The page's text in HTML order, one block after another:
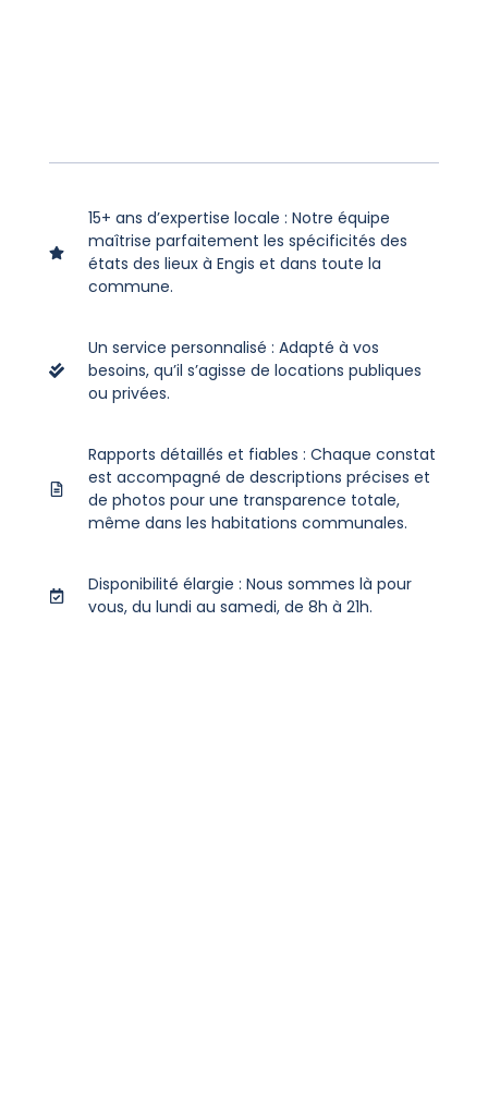
15+ ans d’expertise locale : Notre équipe
maîtrise parfaitement les spécificités des
états des lieux à Engis et dans toute la
commune.
Un service personnalisé : Adapté à vos
besoins, qu’il s’agisse de locations publiques
ou privées.
Rapports détaillés et fiables : Chaque constat
est accompagné de descriptions précises et
de photos pour une transparence totale,
même dans les habitations communales.
Disponibilité élargie : Nous sommes là pour
vous, du lundi au samedi, de 8h à 21h.